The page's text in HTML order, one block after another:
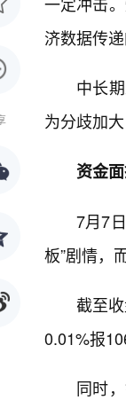
济数据传递
中长
为分歧加
资金
7月7
板”剧情，
截至
0.01%报
同时